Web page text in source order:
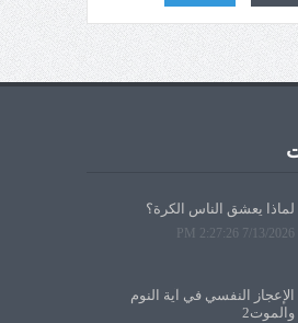
لماذا يعشق الناس الكرة؟
7/13/2026 2:27:26 PM
الإعجاز النفسي في آية النوم
والموت2